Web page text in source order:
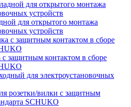
для открытого монтажа
устройств
с защитным контактом в сборе
для электроустановочных
розетки/вилки с защитным
SCHUKO